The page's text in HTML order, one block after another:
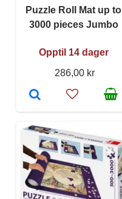
Puzzle Roll Mat up to
3000 pieces Jumbo
Opptil 14 dager
286,00 kr